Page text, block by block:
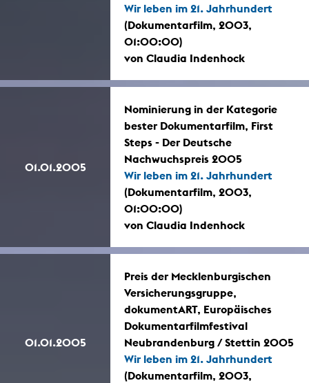
Wir leben im 21. Jahrhundert
(Dokumentarfilm, 2003,
01:00:00)
von Claudia Indenhock
01.01.2005
Nominierung in der Kategorie
bester Dokumentarfilm, First
Steps - Der Deutsche
Nachwuchspreis 2005
Wir leben im 21. Jahrhundert
(Dokumentarfilm, 2003,
01:00:00)
von Claudia Indenhock
01.01.2005
Preis der Mecklenburgischen
Versicherungsgruppe,
dokumentART, Europäisches
Dokumentarfilmfestival
Neubrandenburg / Stettin 2005
Wir leben im 21. Jahrhundert
(Dokumentarfilm, 2003,